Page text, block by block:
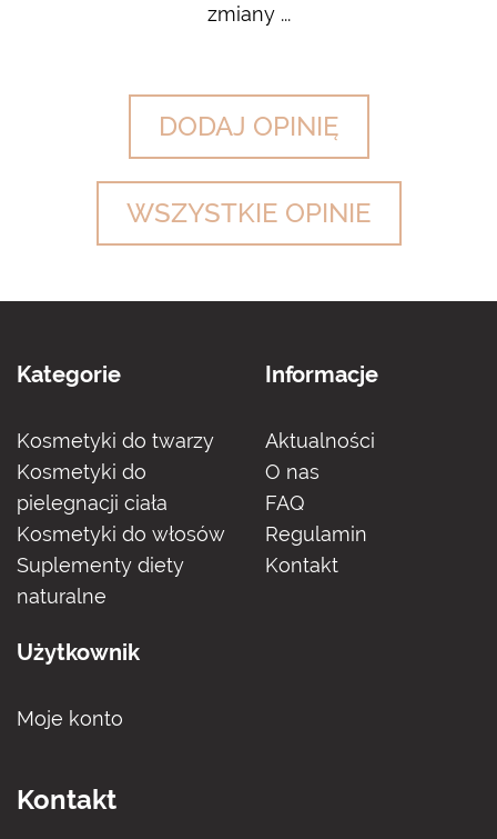
zmiany ...
DODAJ OPINIĘ
WSZYSTKIE OPINIE
Kategorie
Kosmetyki do twarzy
Kosmetyki do
pielegnacji ciała
Kosmetyki do włosów
Suplementy diety
naturalne
Informacje
Aktualności
O nas
FAQ
Regulamin
Kontakt
Użytkownik
Moje konto
Kontakt